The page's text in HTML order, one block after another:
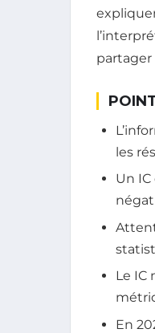
partager
les
Un
Le IC
En